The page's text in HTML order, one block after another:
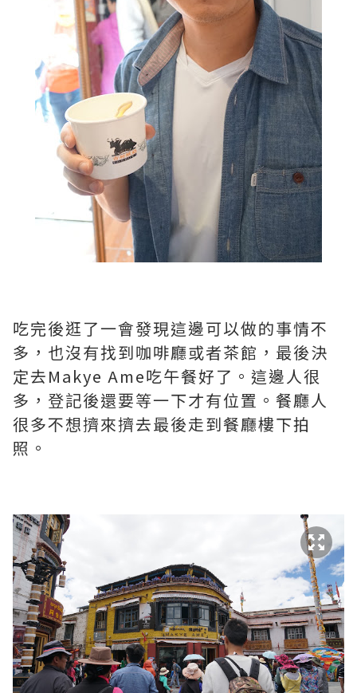
吃完後逛了一會發現這邊可以做的事情不
多，也沒有找到咖啡廳或者茶館，最後決
定去Makye Ame吃午餐好了。這邊人很
多，登記後還要等一下才有位置。餐廳人
很多不想擠來擠去最後走到餐廳樓下拍
照。